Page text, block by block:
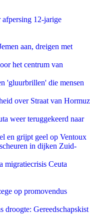
12-jarige
aan, dreigen met
het centrum van
'gluurbrillen' die mensen
over Straat van Hormuz
weer teruggekeerd naar
en grijpt geel op Ventoux
in dijken Zuid-
migratiecrisis Ceuta
op promovendus
droogte: Gereedschapskist